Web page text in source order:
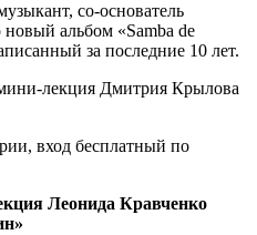
со-основатель
новый альбом «Samba de
за последние 10 лет.
лекция Дмитрия Крылова
вход бесплатный по
Леонида Кравченко